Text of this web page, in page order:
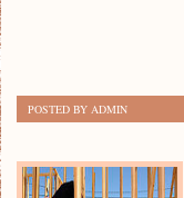
POSTED BY ADMIN